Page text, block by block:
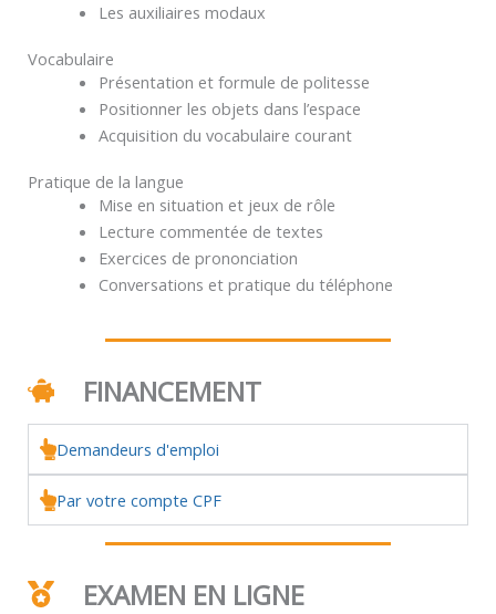
Les auxiliaires modaux
Vocabulaire
Présentation et formule de politesse
Positionner les objets dans l’espace
Acquisition du vocabulaire courant
Pratique de la langue
Mise en situation et jeux de rôle
Lecture commentée de textes
Exercices de prononciation
Conversations et pratique du téléphone
FINANCEMENT
Demandeurs d'emploi
Par votre compte CPF
EXAMEN EN LIGNE